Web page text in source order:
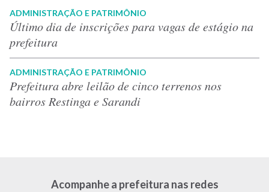
ADMINISTRAÇÃO E PATRIMÔNIO
Último dia de inscrições para vagas de estágio na
prefeitura
ADMINISTRAÇÃO E PATRIMÔNIO
Prefeitura abre leilão de cinco terrenos nos
bairros Restinga e Sarandi
Acompanhe a prefeitura nas redes